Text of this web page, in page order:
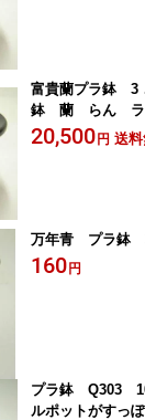
富貴蘭プラ鉢
鉢 蘭 らん
園芸
20,500 円 送
万年青 プラ鉢
160 円
プラ鉢 Q303
ルポットがすっ